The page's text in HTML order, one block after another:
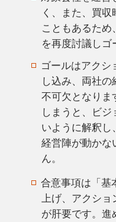
く、また、買
こともあるため
を再度討議しゴ
ゴールはアクシ
し込み、両社
不可欠となりま
しまうと、ビジ
いように解釈し
経営陣が動かな
ん。
合意事項は「基
上げ、アクシ
が肝要です。進